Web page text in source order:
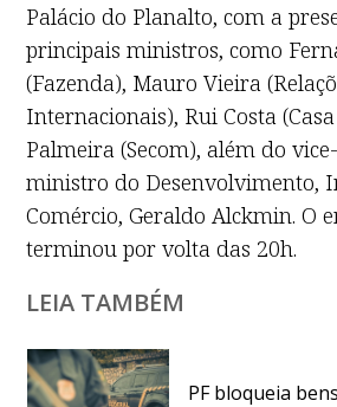
Palácio do Planalto, com a
principais ministros, como
(Fazenda), Mauro Vieira
Internacionais), Rui Costa
Palmeira (Secom), além do
ministro do Desenvolvimento,
Comércio, Geraldo Alckmin. O
terminou por volta das 20h.
LEIA TAMBÉM
PF bloqueia